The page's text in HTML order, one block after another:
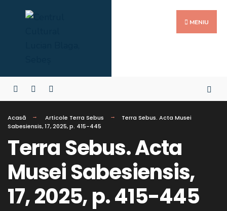
MENIU
Acasă Articole Terra Sebus
Terra Sebus. Acta Musei
Sabesiensis, 17, 2025, p. 415-445
Terra Sebus. Acta
Musei Sabesiensis,
17, 2025, p. 415-445